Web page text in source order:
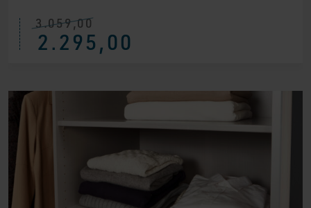
3.059,00
Ursprünglicher
Preis
war:
2.295,00
Aktueller
Preis
ist: